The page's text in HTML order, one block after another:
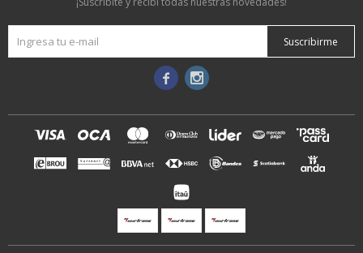
Suscribirme
 